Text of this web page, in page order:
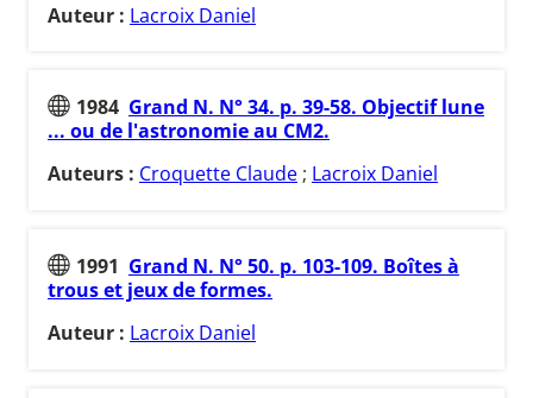
Auteur : Lacroix Daniel
1984 Grand N. N° 34. p. 39-58. Objectif lune
... ou de l'astronomie au CM2.
Auteurs : Croquette Claude ; Lacroix Daniel
1991 Grand N. N° 50. p. 103-109. Boîtes à
trous et jeux de formes.
Auteur : Lacroix Daniel